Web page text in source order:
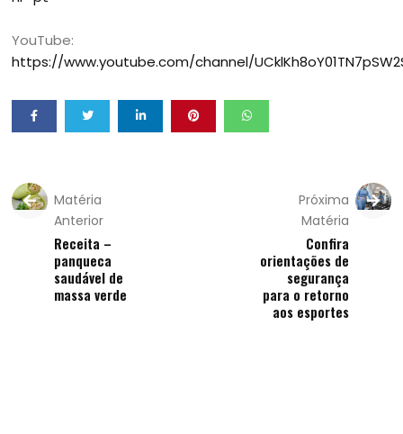
YouTube:
https://www.youtube.com/channel/
Matéria
Anterior
Receita –
panqueca
saudável de
massa verde
Próxima
Matéria
Confira
orientações de
segurança
para o retorno
aos esportes